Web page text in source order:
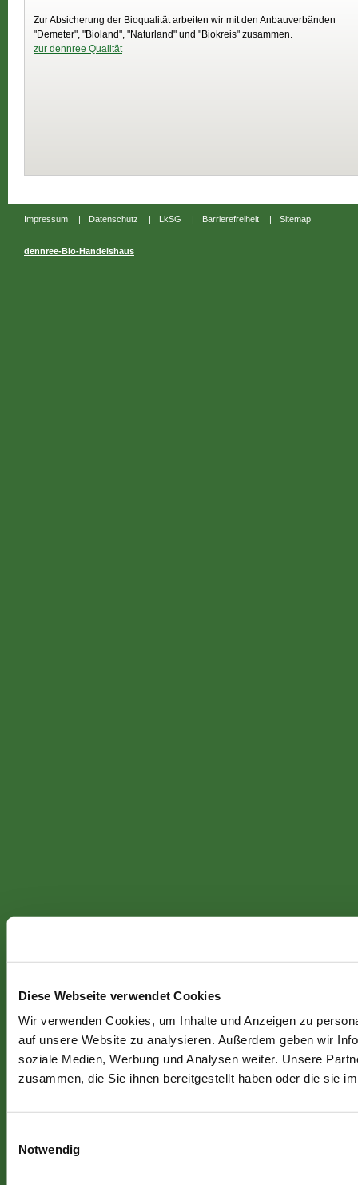
Diese Webseite verwendet Cookies
Wir verwenden Cookies, um Inhalte und Anzeigen zu
auf unsere Website zu analysieren. Außerdem geben wir
soziale Medien, Werbung und Analysen weiter. Unsere
zusammen, die Sie ihnen bereitgestellt haben oder die sie
Notwendig
Zur Absicherung der Bioqualität arbeiten wir mit den Anbauverbänden
"Demeter", "Bioland", "Naturland" und "Biokreis" zusammen.
zur dennree Qualität
Impressum | Datenschutz | LkSG | Barrierefreiheit | Sitemap
dennree-Bio-Handelshaus